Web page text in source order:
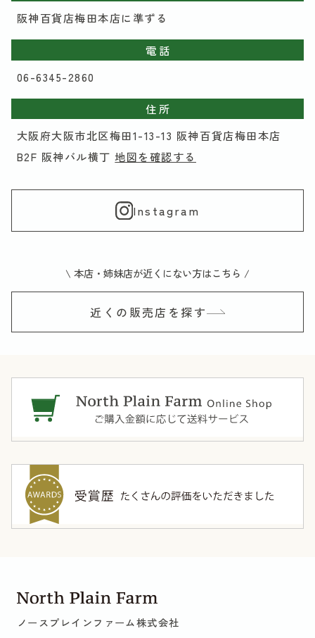
阪神百貨店梅田本店に準ずる
電 話
06-6345-2860
住 所
大阪府大阪市北区梅田1-13-13 阪神百貨店梅田本店
B2F 阪神バル横丁地図を確認する
Instagram
\ 本店・姉妹店が近くにない方はこちら /
近くの販売店を探す
ノースプレインファーム株式会社